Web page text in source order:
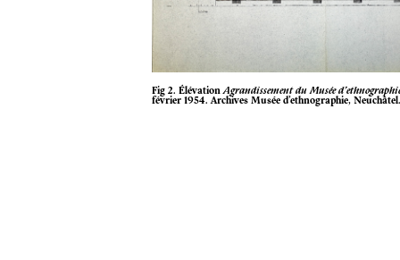
Fig 2. ÉlévationAgrandissement du Musée
février 1954. Archives Musée d’ethnographie,